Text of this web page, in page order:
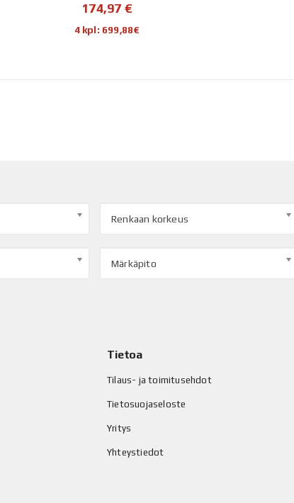
174,97 €
4 kpl: 699,88€
Renkaan korkeus
Märkäpito
Tietoa
Tilaus- ja toimitusehdot
Tietosuojaseloste
Yritys
Yhteystiedot